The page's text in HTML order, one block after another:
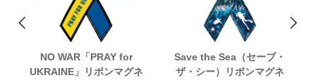
NO WAR「PRAY for
UKRAINE」リボンマグネ
Save the Sea（セーブ・
ザ・シー）リボンマグネ